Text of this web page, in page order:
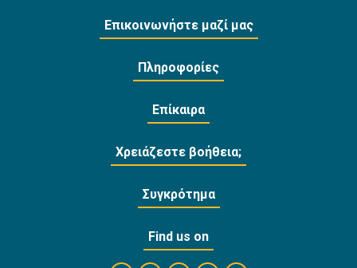
Επικοινωνήστε μαζί μας
Πληροφορίες
Επίκαιρα
Χρειάζεστε βοήθεια;
Συγκρότημα
Find us on